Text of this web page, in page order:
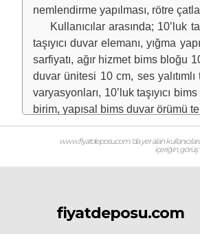
nemlendirme yapılması, rötre
Kullanıcılar arasında; 10’luk
taşıyıcı duvar elemanı, yığma
sarfiyatı, ağır hizmet bims bloğu
duvar ünitesi 10 cm, ses
varyasyonları, 10’luk taşıyıcı
birim, yapısal bims duvar örümü
Malzeme Fiyatı
10.130.2921 - Rayiç Pozu
Tanım:10 cm kalınlıkta
www.fiyatdeposu.com ‘da yer alan
içeriğin, görüş
fiyatdeposu.com